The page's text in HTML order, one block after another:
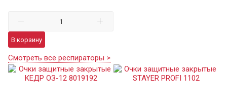
В корзину
Смотреть все респираторы >